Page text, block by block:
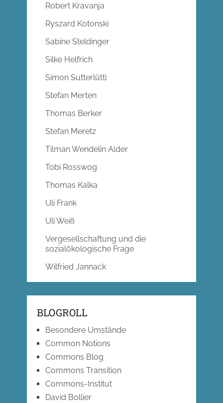
Robert Kravanja
Ryszard Kotonski
Sabine Steldinger
Silke Helfrich
Simon Sutterlütti
Stefan Merten
Thomas Berker
Stefan Meretz
Tilman Wendelin Alder
Tobi Rosswog
Thomas Kalka
Uli Frank
Uli Weiß
Vergesellschaftung und die
sozialökologische Frage
Wilfried Jannack
BLOGROLL
Besondere Umstände
Common Notions
Commons Blog
Commons Transition
Commons-Institut
David Bollier